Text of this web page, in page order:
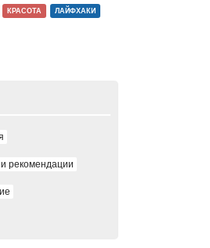
КРАСОТА ЛАЙФХАКИ
рекомендации